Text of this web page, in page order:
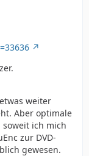
weiter
Aber optimale
ich mich
zur DVD-
gewesen.